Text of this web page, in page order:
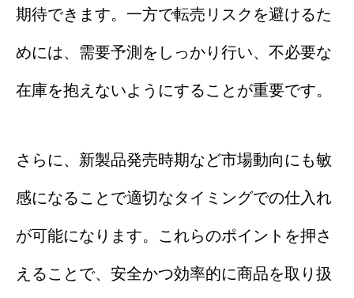
期待できます。一方で転売リスクを避けるた
めには、需要予測をしっかり行い、不必要な
在庫を抱えないようにすることが重要です。
さらに、新製品発売時期など市場動向にも敏
感になることで適切なタイミングでの仕入れ
が可能になります。これらのポイントを押さ
えることで、安全かつ効率的に商品を取り扱